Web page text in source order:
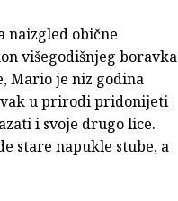
naizgled obične
višegodišnjeg boravka
Mario je niz godina
u prirodi pridonijeti
i svoje drugo lice.
stare napukle stube, a